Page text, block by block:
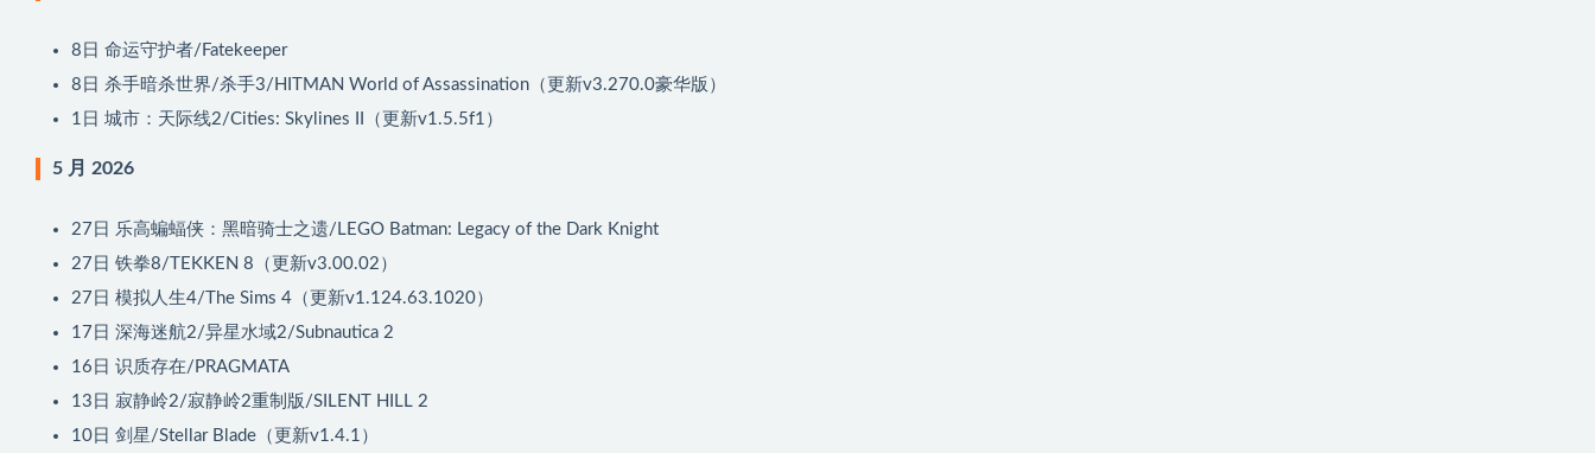
8日 命运守护者/Fatekeeper
8日 杀手暗杀世界/杀手3/HITMAN World of Assassination（更新v3.270.0豪华版）
1日 城市：天际线2/Cities: Skylines II（更新v1.5.5f1）
5 月 2026
27日 乐高蝙蝠侠：黑暗骑士之遗/LEGO Batman: Legacy of the Dark Knight
27日 铁拳8/TEKKEN 8（更新v3.00.02）
27日 模拟人生4/The Sims 4（更新v1.124.63.1020）
17日 深海迷航2/异星水域2/Subnautica 2
16日 识质存在/PRAGMATA
13日 寂静岭2/寂静岭2重制版/SILENT HILL 2
10日 剑星/Stellar Blade（更新v1.4.1）